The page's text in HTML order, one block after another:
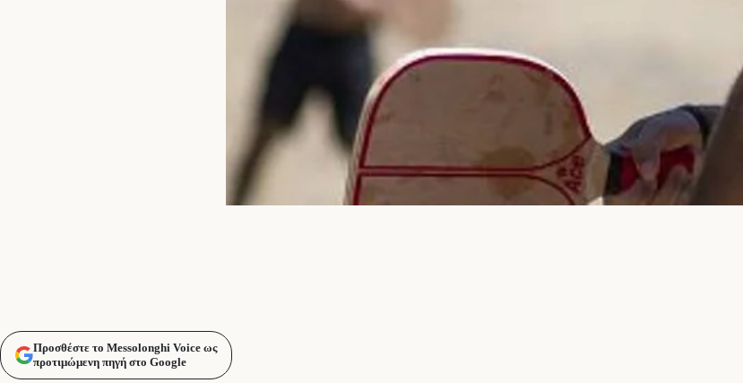
Προσθέστε το Messolonghi Voice ως
προτιμώμενη πηγή στο Google